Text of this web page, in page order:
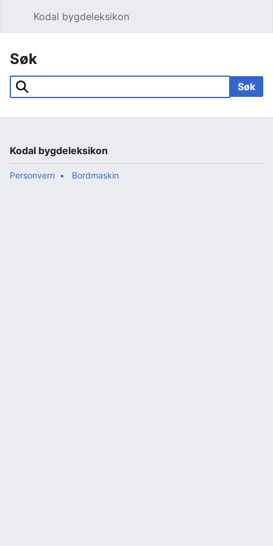
Kodal bygdeleksikon
Søk
Søk
Kodal bygdeleksikon
Personvern Bordmaskin